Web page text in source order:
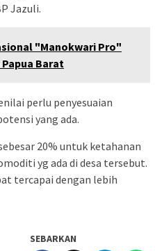
Jazuli.
"Manokwari Pro"
Barat
perlu penyesuaian
yang ada.
20% untuk ketahanan
yg ada di desa tersebut.
tercapai dengan lebih
SEBARKAN